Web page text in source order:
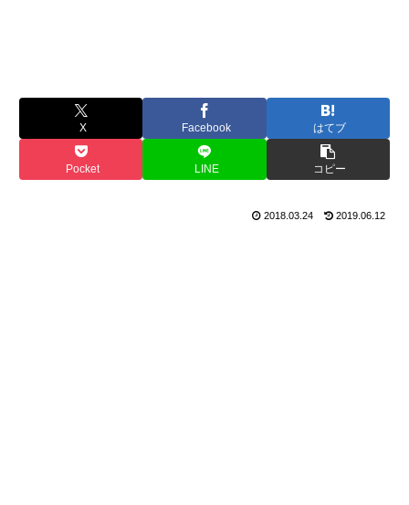
X Facebook はてブ
Pocket LINE コピー
2018.03.24 2019.06.12